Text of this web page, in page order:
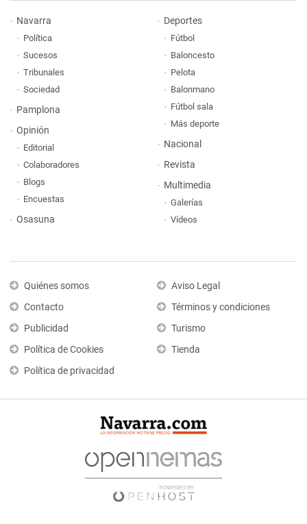
Navarra
Política
Sucesos
Tribunales
Sociedad
Pamplona
Opinión
Editorial
Colaboradores
Blogs
Encuestas
Osasuna
Deportes
Fútbol
Baloncesto
Pelota
Balonmano
Fútbol sala
Más deporte
Nacional
Revista
Multimedia
Galerías
Vídeos
Quiénes somos
Contacto
Publicidad
Política de Cookies
Política de privacidad
Aviso Legal
Términos y condiciones
Turismo
Tienda